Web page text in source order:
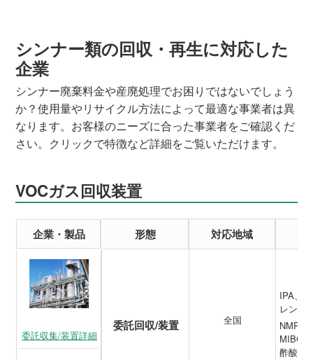
シンナー類の回収・再生に対応した
企業
シンナー廃棄料金や産廃処理でお困りではないでしょう
か？使用量やリサイクル方法によって最適な事業者は異
なります。お客様のニーズに合った事業者をご確認くだ
さい。クリックで特徴など詳細をご覧いただけます。
VOCガス回収装置
企業・製品 形態 対応地域
委託収集/装置詳細
委託回収/装置 全国
IPA、
レン、
NMP、
MIBC
酢酸ブ